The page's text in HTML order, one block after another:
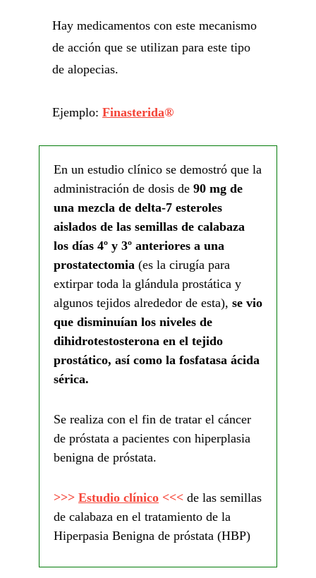
Hay medicamentos con este mecanismo
de acción que se utilizan para este tipo
de alopecias.
Ejemplo: Finasterida®
En un estudio clínico se demostró que la
administración de dosis de 90 mg de
una mezcla de delta-7 esteroles
aislados de las semillas de calabaza
los días 4º y 3º anteriores a una
prostatectomia (es la cirugía para
extirpar toda la glándula prostática y
algunos tejidos alrededor de esta), se vio
que disminuían los niveles de
dihidrotestosterona en el tejido
prostático, así como la fosfatasa ácida
sérica.
Se realiza con el fin de tratar el cáncer
de próstata a pacientes con hiperplasia
benigna de próstata.
>>> Estudio clínico <<< de las semillas
de calabaza en el tratamiento de la
Hiperpasia Benigna de próstata (HBP)